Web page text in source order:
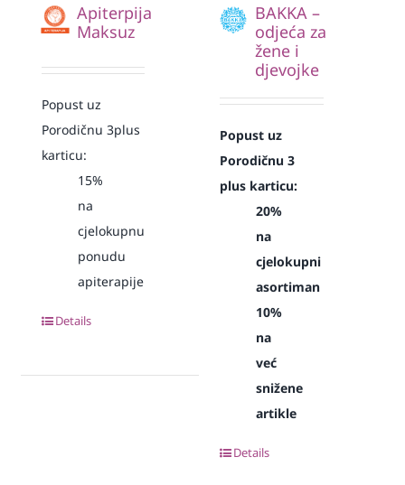
Apiterpija
Maksuz
Popust uz
Porodičnu 3plus
karticu:
15%
na
cjelokupnu
ponudu
apiterapije
Details
BAKKA –
odjeća za
žene i
djevojke
Popust uz
Porodičnu 3
plus karticu:
20%
na
cjelokupni
asortiman
10%
na
već
snižene
artikle
Details